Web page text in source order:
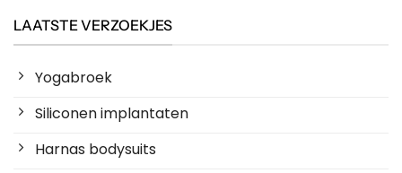
LAATSTE VERZOEKJES
Yogabroek
Siliconen implantaten
Harnas bodysuits